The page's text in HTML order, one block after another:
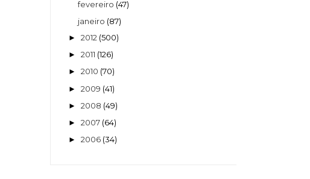
fevereiro (47)
janeiro (87)
► 2012 (500)
► 2011 (126)
► 2010 (70)
► 2009 (41)
► 2008 (49)
► 2007 (64)
► 2006 (34)